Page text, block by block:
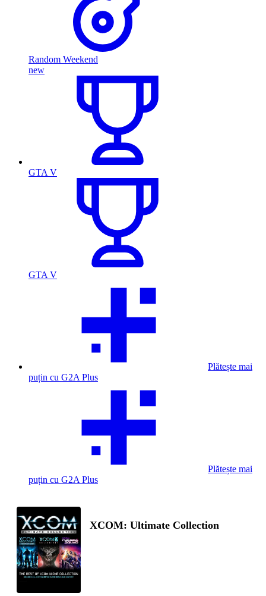
Random Weekend
new
GTA V
GTA V
Plătește mai
puțin cu G2A Plus
Plătește mai
puțin cu G2A Plus
XCOM: Ultimate Collection